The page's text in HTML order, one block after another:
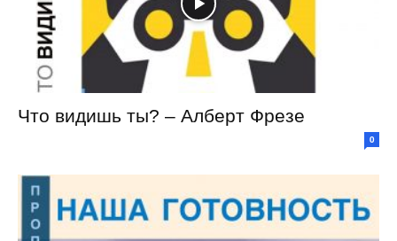
Что видишь ты? – Алберт Фрезе
0